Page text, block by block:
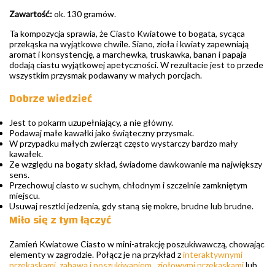
Zawartość:ok. 130 gramów.
Ta kompozycja sprawia, że Ciasto Kwiatowe to bogata, sycąca
przekąska na wyjątkowe chwile. Siano, zioła i kwiaty zapewniają
aromat i konsystencję, a marchewka, truskawka, banan i papaja
dodają ciastu wyjątkowej apetyczności. W rezultacie jest to przede
wszystkim przysmak podawany w małych porcjach.
Dobrze wiedzieć
Jest to pokarm uzupełniający, a nie główny.
Podawaj małe kawałki jako świąteczny przysmak.
W przypadku małych zwierząt często wystarczy bardzo mały
kawałek.
Ze względu na bogaty skład, świadome dawkowanie ma największy
sens.
Przechowuj ciasto w suchym, chłodnym i szczelnie zamkniętym
miejscu.
Usuwaj resztki jedzenia, gdy staną się mokre, brudne lub brudne.
Miło się z tym łączyć
Zamień Kwiatowe Ciasto w mini-atrakcję poszukiwawczą, chowając
elementy w zagrodzie. Połącz je na przykład zinteraktywnymi
przekąskami,zabawą i poszukiwaniem , ziołowymi przekąskamilub